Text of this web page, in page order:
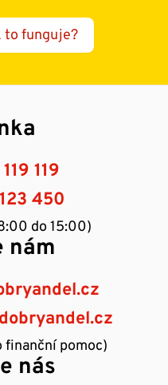
to funguje?
119
450
do 15:00)
nám
finanční pomoc)
nás